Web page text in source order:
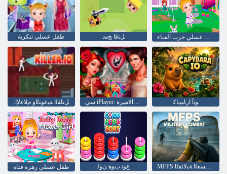
طفل عسلي تنكرية ﻞﺘﻗﺍ ﺞﻣﺩ طفل عسلي حزب الفناء
.ﻞﺗﺎﻘﻟﺍ ﺔﻴﻋﻮﺘﻟﺍﻭ ﻡﻼ ﻋﻹ ﺍ سي iPlayer: الإخلاص: فرسان والاميرة ﻮﻳﺁ ﺍﺭﺎﺒﻴﺑﺎﻛ
طفل عسلي زهرة فتاة ﻉﻮﻧ ﺏﻮﻫ ﻥﻮﻟ MFPS ﺔﻳﺮﻜﺴﻌﻟﺍ ﺔﻴﻟﺎﺘﻘﻟﺍ